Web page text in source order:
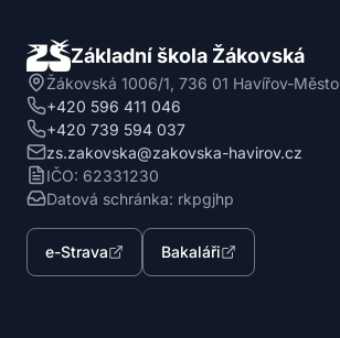
Základní škola Žákovská
Žákovská 1006/1, 736 01 Havířov-Město
+420 596 411 046
+420 739 594 037
zs.zakovska@zakovska-havirov.cz
IČO: 62331230
Datová schránka: rkpgjhp
e-Strava Bakaláři